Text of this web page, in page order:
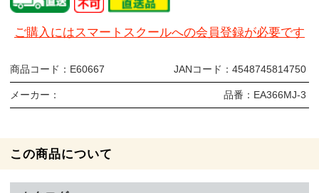
ご購入にはスマートスクールへの会員登録が必要です
商品コード： E60667 JANコード： 4548745814750
メーカー： 品番： EA366MJ-3
この商品について